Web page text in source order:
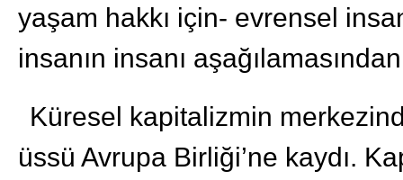
yaşam hakkı için- evrensel
insanın insanı
Küresel kapitalizmin
üssü Avrupa Birliği’ne kaydı.